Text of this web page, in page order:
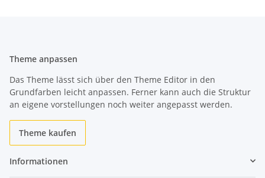
Theme anpassen
Das Theme lässt sich über den Theme Editor in den
Grundfarben leicht anpassen. Ferner kann auch die Struktur
an eigene vorstellungen noch weiter angepasst werden.
Theme kaufen
Informationen